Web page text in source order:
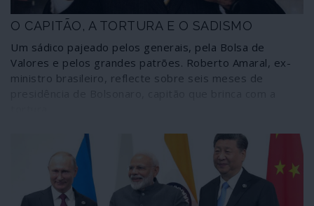
O CAPITÃO, A TORTURA E O SADISMO
Um sádico pajeado pelos generais, pela Bolsa de
Valores e pelos grandes patrões. Roberto Amaral, ex-
ministro brasileiro, reflecte sobre seis meses de